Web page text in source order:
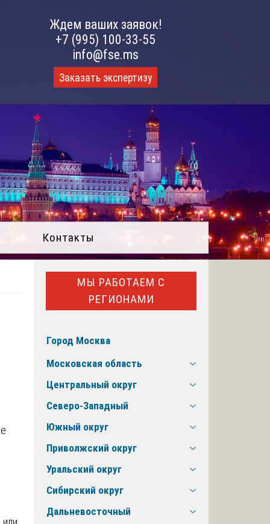
Ждем ваших заявок!
+7 (995) 100-33-55
info@fse.ms
Заказать экспертизу
Контакты
МЫ РАБОТАЕМ С
РЕГИОНАМИ
Город Москва
Московская область
Центральный округ
Северо-Западный
Южный округ
Приволжский округ
Уральский округ
Сибирский округ
Дальневосточный